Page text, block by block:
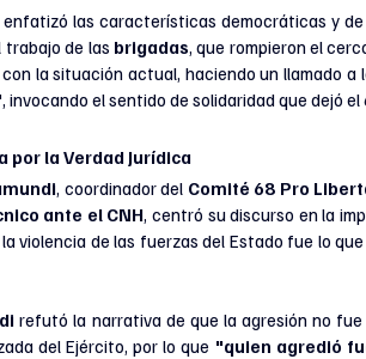
las características democráticas y
trabajo de las brigadas, que rompieron el
la situación actual, haciendo un llamado a
, invocando el sentido de solidaridad que dejó el
por la Verdad Jurídica
, coordinador del Comité 68 Pro
ante el CNH, centró su discurso en la
violencia de las fuerzas del Estado fue lo
refutó la narrativa de que la agresión no fue
del Ejército, por lo que "quien agredió